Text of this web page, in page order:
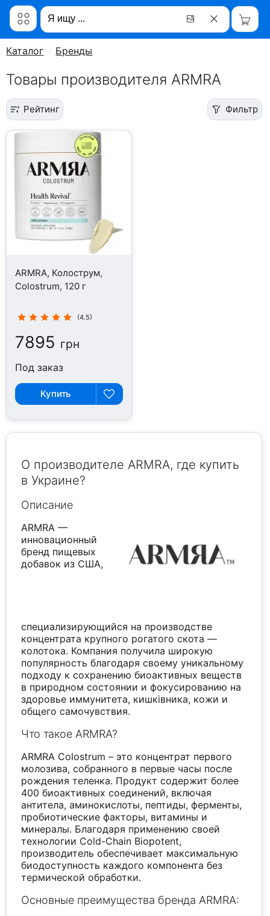
Каталог Бренды
Товары производителя ARMRA
Рейтинг Фильтр
ARMRA, Колострум,
Colostrum, 120 г
(4.5)
7895 грн
Под заказ
Купить
О производителе ARMRA, где купить
в Украине?
Описание
ARMRA —
инновационный
бренд пищевых
добавок из США,
специализирующийся на производстве
концентрата крупного рогатого скота —
колотока. Компания получила широкую
популярность благодаря своему уникальному
подходу к сохранению биоактивных веществ
в природном состоянии и фокусированию на
здоровье иммунитета, кишківника, кожи и
общего самочувствия.
Что такое ARMRA?
ARMRA Colostrum – это концентрат первого
молозива, собранного в первые часы после
рождения теленка. Продукт содержит более
400 биоактивных соединений, включая
антитела, аминокислоты, пептиды, ферменты,
пробиотические факторы, витамины и
минералы. Благодаря применению своей
технологии Cold-Chain Biopotent,
производитель обеспечивает максимальную
биодоступность каждого компонента без
термической обработки.
Основные преимущества бренда ARMRA: